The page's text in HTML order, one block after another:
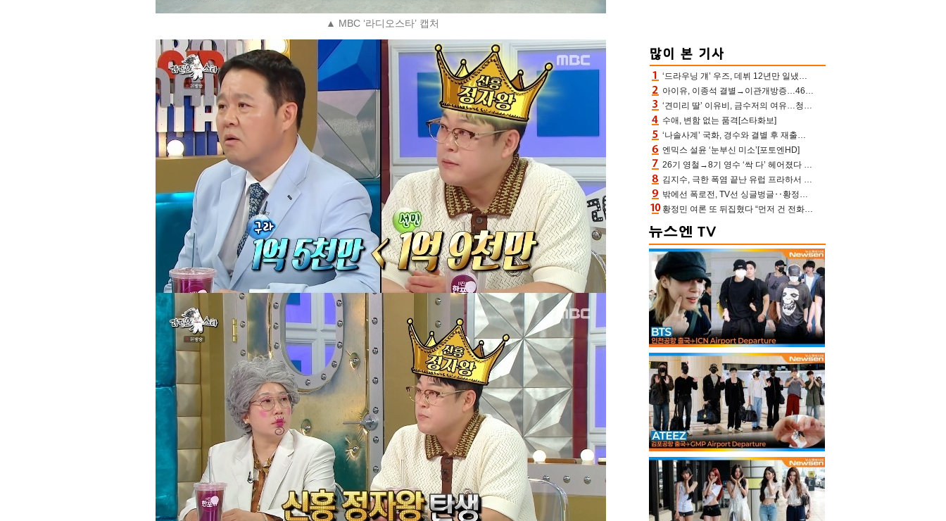
▲ MBC ‘라디오스타’ 캡처
‘드라우닝 걔’ 우즈, 데뷔 12년만 일냈다…체조경기장 입성 확정
아이유, 이종석 결별→이관개방증…46장 꽉 채운 유애나 ♥ “열심히 사는 중”
‘견미리 딸’ 이유비, 금수저의 여유…청순 미모에 반전 슬림 라인
수애, 변함 없는 품격[스타화보]
‘나솔사계’ 국화, 경수와 결별 후 재출연…첫인상 3표 몰표
엔믹스 설윤 ‘눈부신 미소’[포토엔HD]
26기 영철→8기 영수 ‘싹 다’ 헤어졌다 ‘나솔사계’ 충격의 현커 0쌍 (촌장TV)
김지수, 극한 폭염 끝난 유럽 프라하서 쾌적한 여름나기 “선풍기만으로 지내”
밖에선 폭로전, TV선 싱글벙글‥황정민 ‘틈만 나면’ 출연, 피로감은 시청자 몫
황정민 여론 또 뒤집혔다 “먼저 건 전화 62통, 그만 연락해” vs 女팬 “녹취 다 올려” 진흙탕 싸움